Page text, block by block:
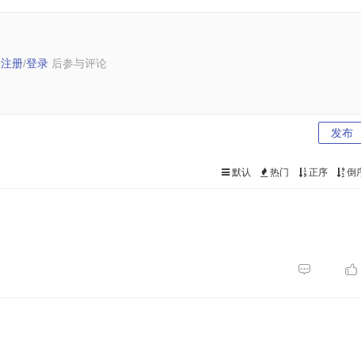
注册/登录 后参与评论
发布
默认 热门 正序 倒